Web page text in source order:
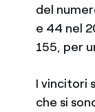
del
e 44 nel
155, per
I vincitori
che si